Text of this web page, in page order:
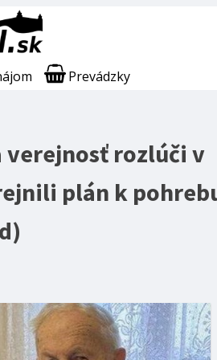
Prevádzky
verejnosť rozlúči v
plán k